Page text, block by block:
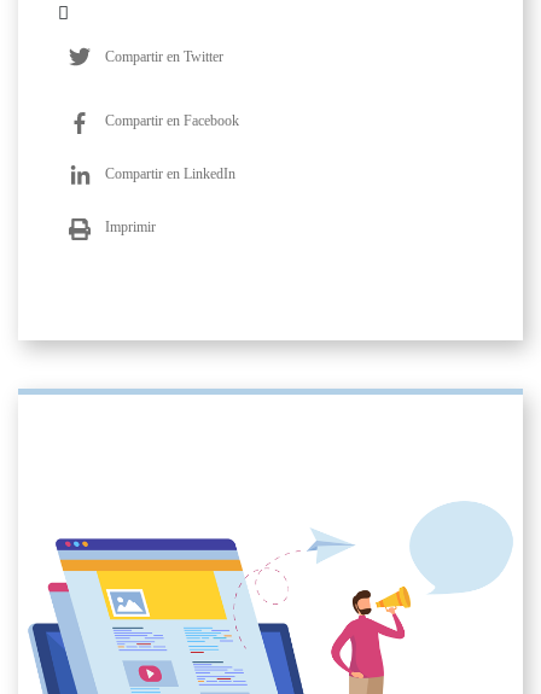
Compartir en Twitter
Compartir en Facebook
Compartir en LinkedIn
Imprimir